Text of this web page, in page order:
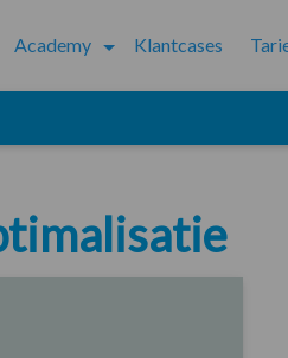
Academy Klantcases